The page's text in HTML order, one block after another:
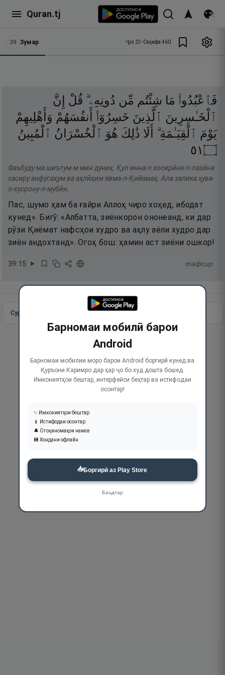
Quran.tj
39 Зумар Ҷуз 23 •Саҳифа 460
فَٱعْبُدُوا۟ مَا شِئْتُم مِّن دُونِهِۦ ۗ قُلْ
إِنَّ
ٱلْخَـٰسِرِينَ ٱلَّذِينَ خَسِرُوٓا۟ أَنفُسَهُمْ وَأَهْلِيهِمْ
يَوْمَ ٱلْقِيَـٰمَةِ ۗ أَلَا ذَٰلِكَ هُوَ ٱلْخُسْرَانُ ٱلْمُبِينُ
۝١٥
Фаъбуду ма шиътум-м мин дуниҳ. Қул инна-л хосирӣна-л-лазӣна
хасиру анфусаҳум ва аҳлӣҳим явма-л-Қийамаҳ. Ала залика ҳува-
л-хусрону-л-мубӣн.
Пас, шумо ҳам ба ғайри Аллоҳ чиро хоҳед, ибодат
кунед». Бигӯ: «Албатта, зиёнкорон ононеанд, ки дар
рӯзи Қиёмат нафсҳои худро ва аҳлу аёли худро дар
зиён андохтанд». Огоҳ бош: ҳамин аст зиёни ошкор!
39:15 тафсир
Сураи пурра Идома додан
Барномаи мобилӣ барои
Android
Барномаи мобилии моро барои Android боргирӣ кунед ва
Қуръони Каримро дар ҳар ҷо бо худ дошта бошед.
Имкониятҳои бештар, интерфейси беҳтар ва истифодаи
осонтар!
✨ Имкониятҳои бештар
📱 Истифодаи осонтар
🔔 Огоҳиномаҳои намоз
💾 Хондани офлайн
📥Боргирӣ аз Play Store
Баъдтар